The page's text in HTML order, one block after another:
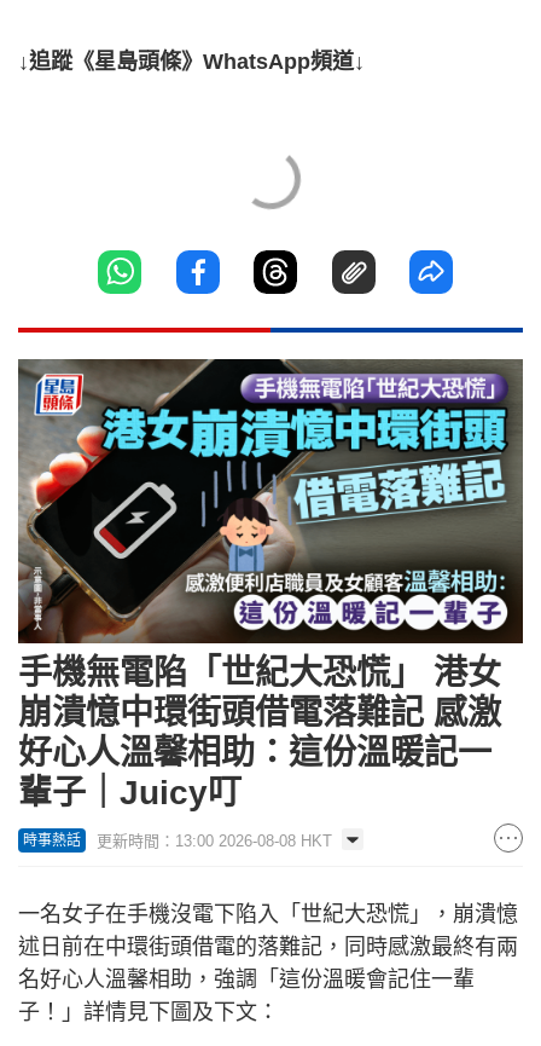
↓追蹤《星島頭條》WhatsApp頻道↓
手機無電陷「世紀大恐慌」 港女
崩潰憶中環街頭借電落難記 感激
好心人溫馨相助：這份溫暖記一
輩子｜Juicy叮
時事熱話 更新時間：13:00 2026-08-08 HKT
一名女子在手機沒電下陷入「世紀大恐慌」，崩潰憶
述日前在中環街頭借電的落難記，同時感激最終有兩
名好心人溫馨相助，強調「這份溫暖會記住一輩
子！」詳情見下圖及下文：